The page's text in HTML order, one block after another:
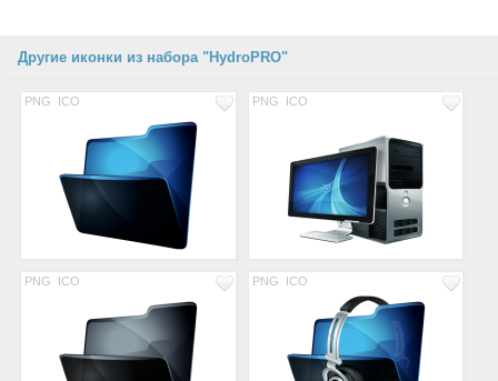
Другие иконки из набора "HydroPRO"
PNG ICO PNG ICO
PNG ICO PNG ICO